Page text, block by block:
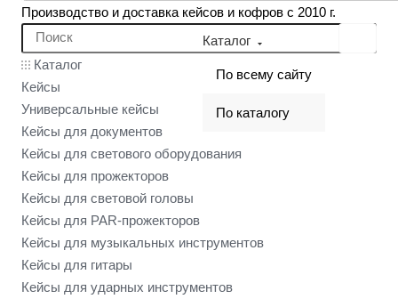
Производство и доставка кейсов и кофров с 2010 г.
Каталог
По всему сайту
По каталогу
Каталог
Кейсы
Универсальные кейсы
Кейсы для документов
Кейсы для светового оборудования
Кейсы для прожекторов
Кейсы для световой головы
Кейсы для PAR-прожекторов
Кейсы для музыкальных инструментов
Кейсы для гитары
Кейсы для ударных инструментов